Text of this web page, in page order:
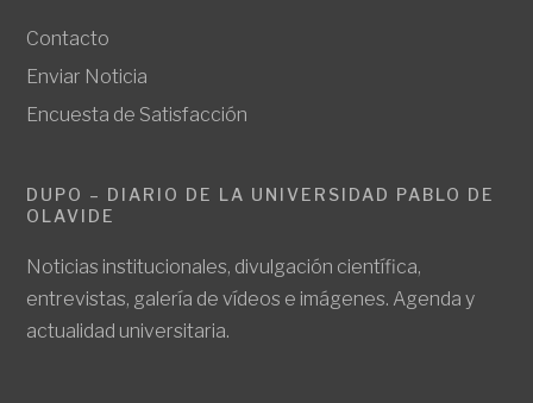
Contacto
Enviar Noticia
Encuesta de Satisfacción
DUPO – DIARIO DE LA UNIVERSIDAD PABLO DE
OLAVIDE
Noticias institucionales, divulgación científica,
entrevistas, galería de vídeos e imágenes. Agenda y
actualidad universitaria.